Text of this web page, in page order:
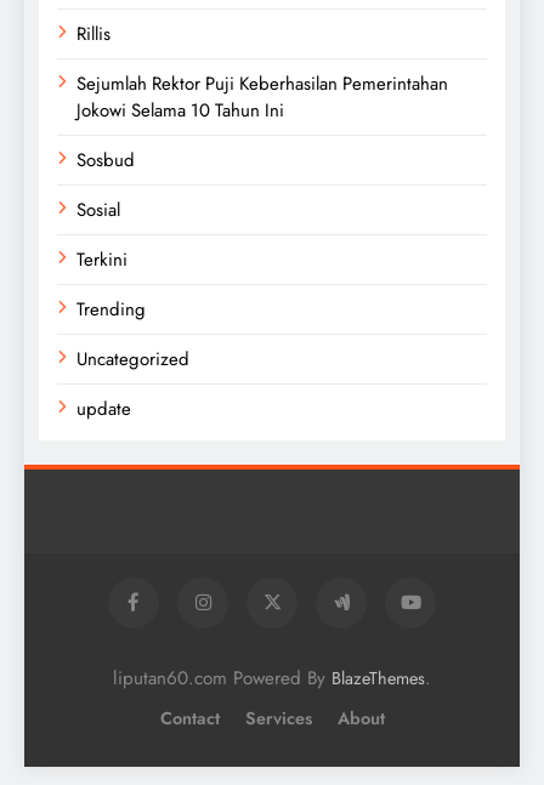
Rillis
Sejumlah Rektor Puji Keberhasilan Pemerintahan
Jokowi Selama 10 Tahun Ini
Sosbud
Sosial
Terkini
Trending
Uncategorized
update
liputan60.com Powered By BlazeThemes.
Contact Services About